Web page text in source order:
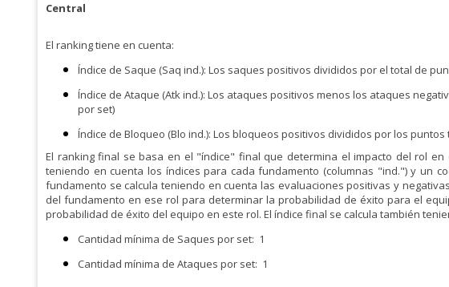
Central
El ranking tiene en cuenta:
Índice de Saque (Saq ind.): Los saques positivos divididos por el total de
Índice de Ataque (Atk ind.): Los ataques positivos menos los ataques
por set)
Índice de Bloqueo (Blo ind.): Los bloqueos positivos divididos por los
El ranking final se basa en el "índice" final que determina el impacto del rol
teniendo en cuenta los índices para cada fundamento (columnas "ind.") y un
fundamento se calcula teniendo en cuenta las evaluaciones positivas y
del fundamento en ese rol para determinar la probabilidad de éxito para el
probabilidad de éxito del equipo en este rol. El índice final se calcula también
Cantidad mínima de Saques por set: 1
Cantidad mínima de Ataques por set: 1